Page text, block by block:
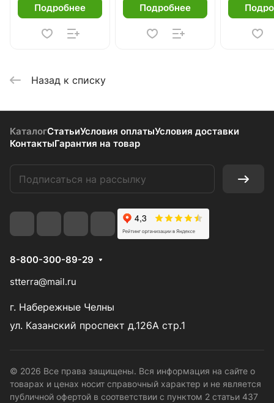
Подробнее Подробнее
Назад к списку
КаталогСтатьиУсловия оплатыУсловия доставки
КонтактыГарантия на товар
8-800-300-89-29
stterra@mail.ru
г. Набережные Челны
ул. Казанский проспект д.126А стр.1
© 2026 Все права защищены. Вся информация на сайте о
товарах и ценах носит справочный характер и не является
публичной офертой в соответствии с пунктом 2 статьи 437